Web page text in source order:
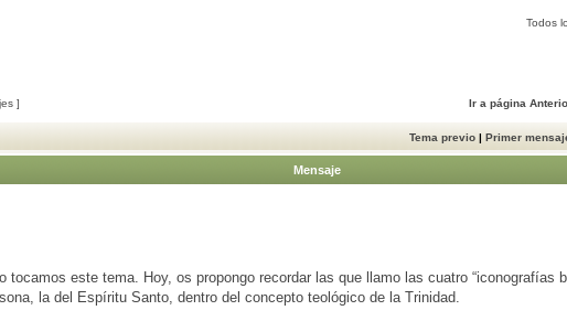
Todos
] Ir a página
Tema previo | Primer
Mensaje
tocamos este tema. Hoy, os propongo recordar las que llamo las cuatro “iconografías
la del Espíritu Santo, dentro del concepto teológico de la Trinidad.